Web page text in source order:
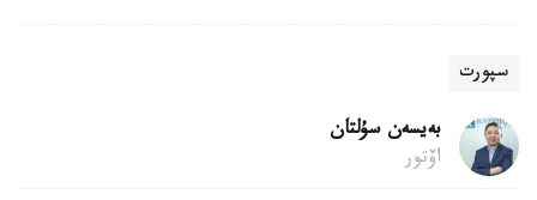
سپورت
بەيسەن سۇلتان
اۆتور